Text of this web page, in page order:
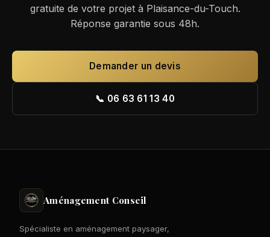
gratuite de votre projet à Plaisance-du-Touch.
Réponse garantie sous 48h.
Demander un devis
📞 06 63 61 13 40
Aménagement Conseil
Spécialiste en aménagement paysager,